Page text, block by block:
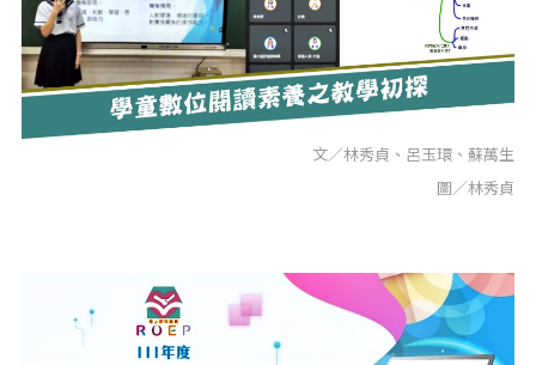
文／林秀貞、呂玉環、蘇萬生
圖／林秀貞